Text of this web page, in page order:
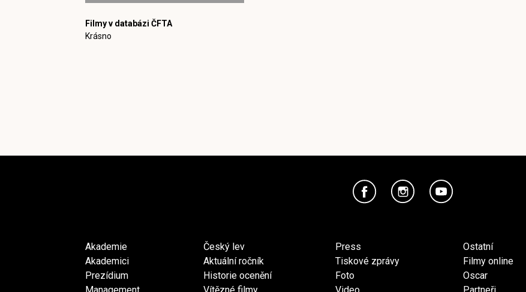
Filmy v databázi ČFTA
Krásno
Akademie
Akademici
Prezídium
Český lev
Aktuální ročník
Historie ocenění
Press
Tiskové zprávy
Foto
Ostatní
Filmy online
Oscar